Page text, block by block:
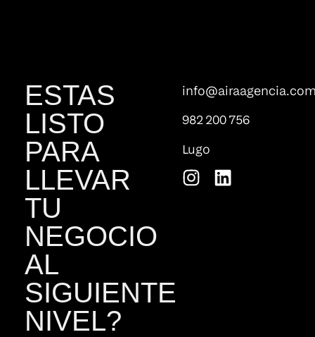
ESTAS
LISTO
PARA
LLEVAR
TU
NEGOCIO
AL
SIGUIENTE
NIVEL?
982 200 756
Lugo